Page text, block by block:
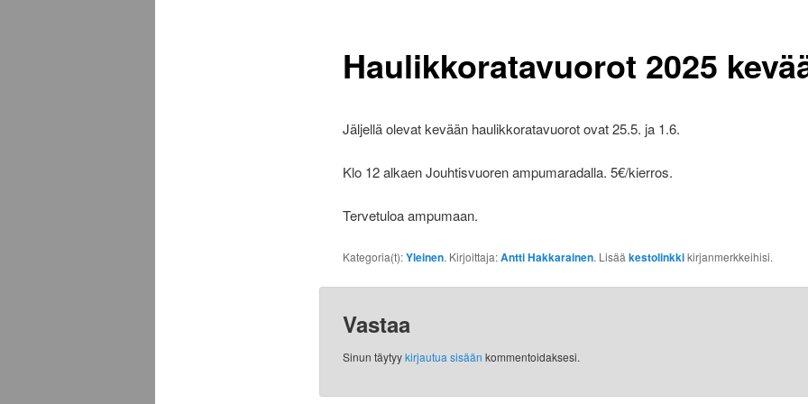
Haulikkoratavuorot 2025
Jäljellä olevat kevään haulikkoratavuorot ovat 25.5. ja 1.6.
Klo 12 alkaen Jouhtisvuoren ampumaradalla. 5€/kierros.
Tervetuloa ampumaan.
Kategoria(t):Yleinen. Kirjoittaja:Antti Hakkarainen. Lisää kestolinkkikirjanmerkkeihisi.
Vastaa
Sinun täytyykirjautua sisään kommentoidaksesi.